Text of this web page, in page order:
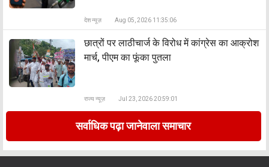
देश न्यूज़ Aug 05, 2026 11:35:06
छात्रों पर लाठीचार्ज के विरोध में कांग्रेस का आक्रोश
मार्च, पीएम का फूंका पुतला
राज्य न्यूज़ Jul 23, 2026 20:59:01
सर्वाधिक पढ़ा जानेवाला समाचार